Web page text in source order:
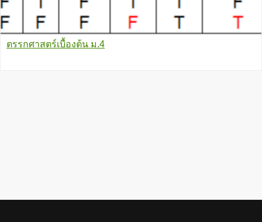
ตรรกศาสตร์เบื้องต้น ม.4